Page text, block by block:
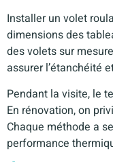
Installer un volet
dimensions des
des volets sur
assurer l’étanchéité
Pendant la visite, le
En rénovation, on
Chaque méthode a
performance